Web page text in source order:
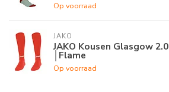
Op voorraad
JAKO
JAKO Kousen Glasgow 2.0
│Flame
Op voorraad